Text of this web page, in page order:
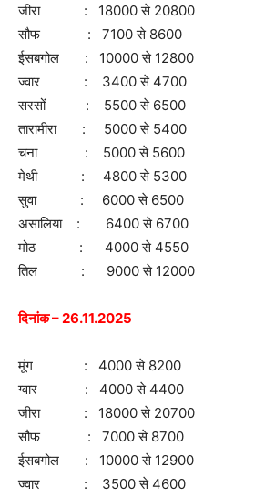
जीरा : 18000 से 20800
सौफ : 7100 से 8600
ईसबगोल : 10000 से 12800
ज्वार : 3400 से 4700
सरसों : 5500 से 6500
तारामीरा : 5000 से 5400
चना : 5000 से 5600
मेथी : 4800 से 5300
सुवा : 6000 से 6500
असालिया : 6400 से 6700
मोठ : 4000 से 4550
तिल : 9000 से 12000
दिनांक – 26.11.2025
मूंग : 4000 से 8200
ग्वार : 4000 से 4400
जीरा : 18000 से 20700
सौफ : 7000 से 8700
ईसबगोल : 10000 से 12900
ज्वार : 3500 से 4600